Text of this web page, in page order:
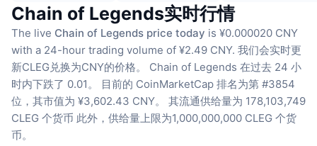
Chain of Legends实时行情
The live Chain of Legends price today is ¥0.000020 CNY
with a 24-hour trading volume of ¥2.49 CNY. 我们会实时更
新CLEG兑换为CNY的价格。
Chain of Legends 在过去 24 小
时内下跌了 0.01。
目前的 CoinMarketCap 排名为第 #3854
位，其市值为 ¥3,602.43 CNY。
其流通供给量为 178,103,749
CLEG 个货币 此外，供给量上限为1,000,000,000 CLEG 个货
币。